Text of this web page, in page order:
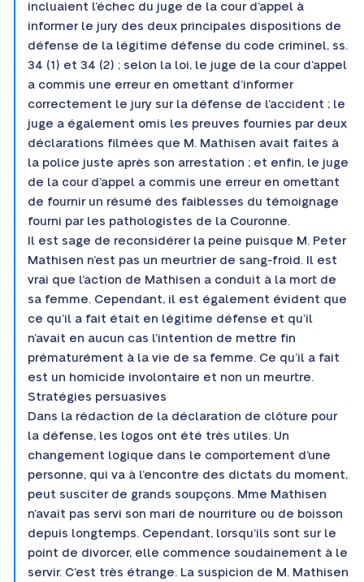
incluaient l’échec du juge de la cour d’appel à
informer le jury des deux principales dispositions de
défense de la légitime défense du code criminel, ss.
34 (1) et 34 (2) ; selon la loi, le juge de la cour d’appel
a commis une erreur en omettant d’informer
correctement le jury sur la défense de l’accident ; le
juge a également omis les preuves fournies par deux
déclarations filmées que M. Mathisen avait faites à
la police juste après son arrestation ; et enfin, le juge
de la cour d’appel a commis une erreur en omettant
de fournir un résumé des faiblesses du témoignage
fourni par les pathologistes de la Couronne.
Il est sage de reconsidérer la peine puisque M. Peter
Mathisen n’est pas un meurtrier de sang-froid. Il est
vrai que l’action de Mathisen a conduit à la mort de
sa femme. Cependant, il est également évident que
ce qu’il a fait était en légitime défense et qu’il
n’avait en aucun cas l’intention de mettre fin
prématurément à la vie de sa femme. Ce qu’il a fait
est un homicide involontaire et non un meurtre.
Stratégies persuasives
Dans la rédaction de la déclaration de clôture pour
la défense, les logos ont été très utiles. Un
changement logique dans le comportement d’une
personne, qui va à l’encontre des dictats du moment,
peut susciter de grands soupçons. Mme Mathisen
n’avait pas servi son mari de nourriture ou de boisson
depuis longtemps. Cependant, lorsqu’ils sont sur le
point de divorcer, elle commence soudainement à le
servir. C’est très étrange. La suspicion de M. Mathisen